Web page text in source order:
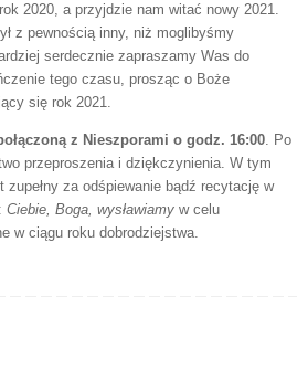
2020, a przyjdzie nam witać nowy 2021.
z pewnością inny, niż moglibyśmy
serdecznie zapraszamy Was do
tego czasu, prosząc o Boże
się rok 2021.
z Nieszporami o godz. 16:00. Po
przeproszenia i dziękczynienia. W tym
za odśpiewa­nie bądź recytację w
Ciebie, Boga, wy­sławiamy w celu
w ciągu roku dobrodziejstwa.